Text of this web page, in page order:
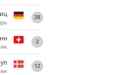
28
2
12